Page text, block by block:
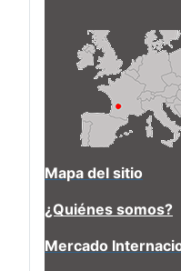
Mapa del sitio
¿Quiénes somos?
Mercado